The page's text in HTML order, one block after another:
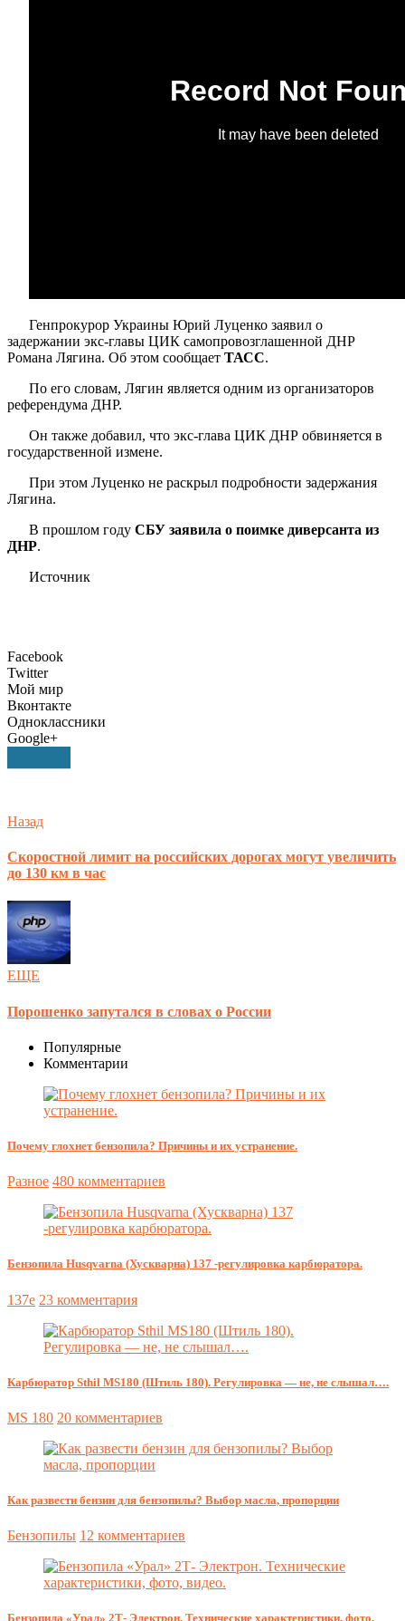
Генпрокурор Украины Юрий Луценко заявил о
задержании экс-главы ЦИК самопровозглашенной ДНР
Романа Лягина. Об этом сообщает ТАСС.
По его словам, Лягин является одним из организаторов
референдума ДНР.
Он также добавил, что экс-глава ЦИК ДНР обвиняется в
государственной измене.
При этом Луценко не раскрыл подробности задержания
Лягина.
В прошлом году СБУ заявила о поимке диверсанта из
ДНР.
Источник
Facebook
Twitter
Мой мир
Вконтакте
Одноклассники
Google+
Назад
Скоростной лимит на российских дорогах могут увеличить
до 130 км в час
ЕЩЕ
Порошенко запутался в словах о России
Популярные
Комментарии
Почему глохнет бензопила? Причины и их устранение.
Разное 480 комментариев
Бензопила Husqvarna (Хускварна) 137 -регулировка карбюратора.
137e 23 комментария
Карбюратор Sthil MS180 (Штиль 180). Регулировка — не, не слышал….
MS 180 20 комментариев
Как развести бензин для бензопилы? Выбор масла, пропорции
Бензопилы 12 комментариев
Бензопила «Урал» 2Т- Электрон. Технические характеристики, фото,